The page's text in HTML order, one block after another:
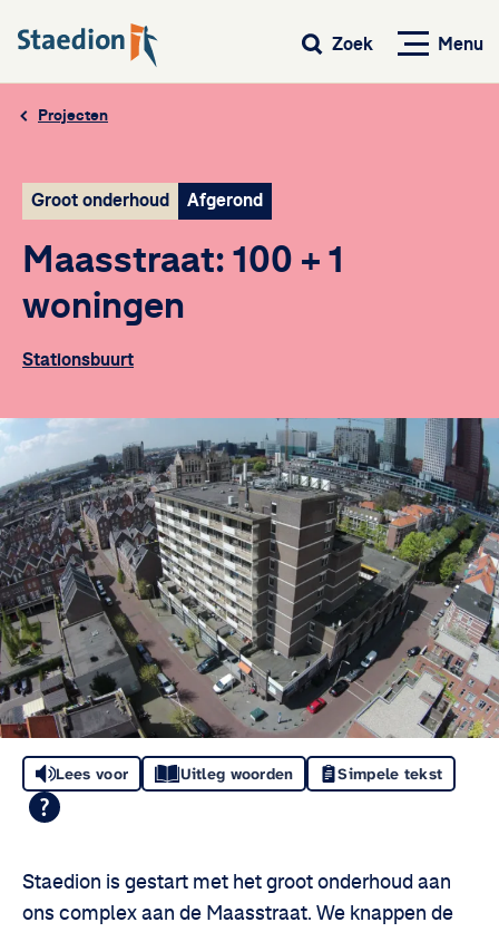
Menu
Zoek
Projecten
Maasstraat: 100 + 1
woningen
Groot onderhoud Afgerond
Stationsbuurt
Lees voor Uitleg woorden Simpele tekst
Staedion is gestart met het groot onderhoud aan
ons complex aan de Maasstraat. We knappen de